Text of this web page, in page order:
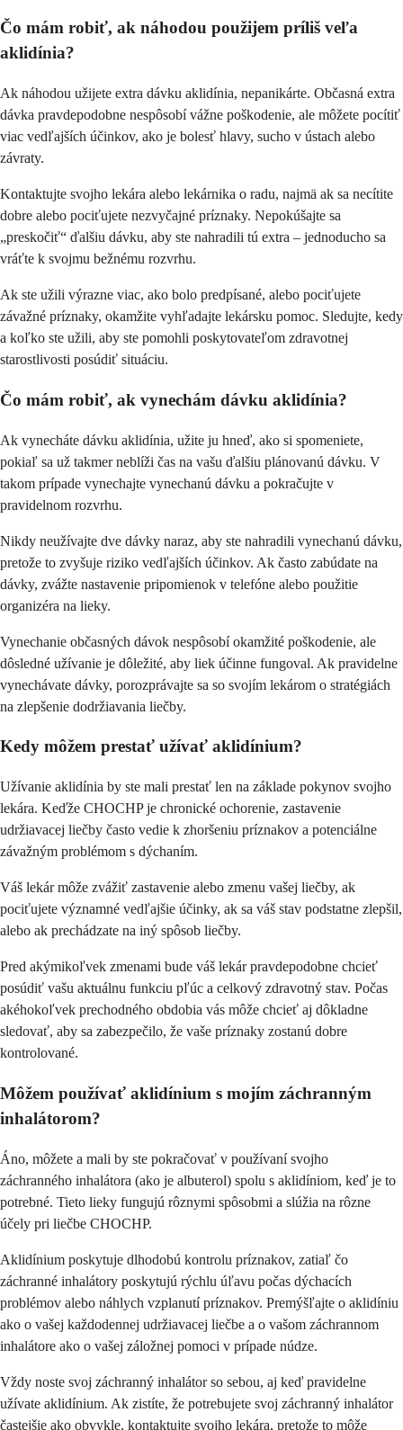
Čo mám robiť, ak náhodou použijem príliš veľa
aklidínia?
Ak náhodou užijete extra dávku aklidínia, nepanikárte. Občasná extra
dávka pravdepodobne nespôsobí vážne poškodenie, ale môžete pocítiť
viac vedľajších účinkov, ako je bolesť hlavy, sucho v ústach alebo
závraty.
Kontaktujte svojho lekára alebo lekárnika o radu, najmä ak sa necítite
dobre alebo pociťujete nezvyčajné príznaky. Nepokúšajte sa
„preskočiť“ ďalšiu dávku, aby ste nahradili tú extra – jednoducho sa
vráťte k svojmu bežnému rozvrhu.
Ak ste užili výrazne viac, ako bolo predpísané, alebo pociťujete
závažné príznaky, okamžite vyhľadajte lekársku pomoc. Sledujte, kedy
a koľko ste užili, aby ste pomohli poskytovateľom zdravotnej
starostlivosti posúdiť situáciu.
Čo mám robiť, ak vynechám dávku aklidínia?
Ak vynecháte dávku aklidínia, užite ju hneď, ako si spomeniete,
pokiaľ sa už takmer neblíži čas na vašu ďalšiu plánovanú dávku. V
takom prípade vynechajte vynechanú dávku a pokračujte v
pravidelnom rozvrhu.
Nikdy neužívajte dve dávky naraz, aby ste nahradili vynechanú dávku,
pretože to zvyšuje riziko vedľajších účinkov. Ak často zabúdate na
dávky, zvážte nastavenie pripomienok v telefóne alebo použitie
organizéra na lieky.
Vynechanie občasných dávok nespôsobí okamžité poškodenie, ale
dôsledné užívanie je dôležité, aby liek účinne fungoval. Ak pravidelne
vynechávate dávky, porozprávajte sa so svojím lekárom o stratégiách
na zlepšenie dodržiavania liečby.
Kedy môžem prestať užívať aklidínium?
Užívanie aklidínia by ste mali prestať len na základe pokynov svojho
lekára. Keďže CHOCHP je chronické ochorenie, zastavenie
udržiavacej liečby často vedie k zhoršeniu príznakov a potenciálne
závažným problémom s dýchaním.
Váš lekár môže zvážiť zastavenie alebo zmenu vašej liečby, ak
pociťujete významné vedľajšie účinky, ak sa váš stav podstatne zlepšil,
alebo ak prechádzate na iný spôsob liečby.
Pred akýmikoľvek zmenami bude váš lekár pravdepodobne chcieť
posúdiť vašu aktuálnu funkciu pľúc a celkový zdravotný stav. Počas
akéhokoľvek prechodného obdobia vás môže chcieť aj dôkladne
sledovať, aby sa zabezpečilo, že vaše príznaky zostanú dobre
kontrolované.
Môžem používať aklidínium s mojím záchranným
inhalátorom?
Áno, môžete a mali by ste pokračovať v používaní svojho
záchranného inhalátora (ako je albuterol) spolu s aklidíniom, keď je to
potrebné. Tieto lieky fungujú rôznymi spôsobmi a slúžia na rôzne
účely pri liečbe CHOCHP.
Aklidínium poskytuje dlhodobú kontrolu príznakov, zatiaľ čo
záchranné inhalátory poskytujú rýchlu úľavu počas dýchacích
problémov alebo náhlych vzplanutí príznakov. Premýšľajte o aklidíniu
ako o vašej každodennej udržiavacej liečbe a o vašom záchrannom
inhalátore ako o vašej záložnej pomoci v prípade núdze.
Vždy noste svoj záchranný inhalátor so sebou, aj keď pravidelne
užívate aklidínium. Ak zistíte, že potrebujete svoj záchranný inhalátor
častejšie ako obvykle, kontaktujte svojho lekára, pretože to môže